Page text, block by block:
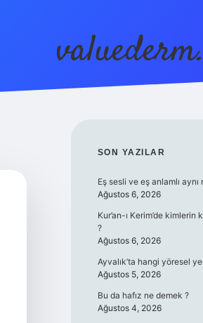
SON YAZILAR
Eş sesli ve eş anlamlı aynı
Ağustos 6, 2026
Kur’an-ı Kerim’de kimlerin
?
Ağustos 6, 2026
Ayvalık’ta hangi yöresel
Ağustos 5, 2026
Bu da hafız ne demek ?
Ağustos 4, 2026